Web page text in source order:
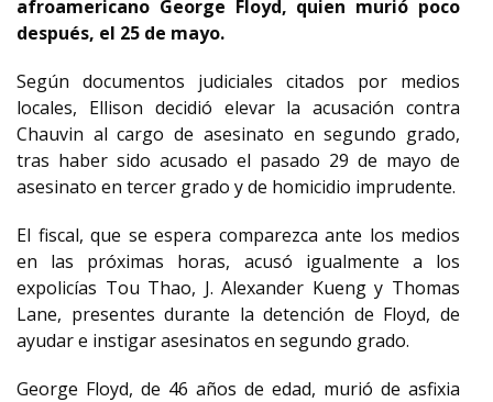
afroamericano George Floyd, quien murió poco
después, el 25 de mayo.
Según documentos judiciales citados por medios
locales, Ellison decidió elevar la acusación contra
Chauvin al cargo de asesinato en segundo grado,
tras haber sido acusado el pasado 29 de mayo de
asesinato en tercer grado y de homicidio imprudente.
El fiscal, que se espera comparezca ante los medios
en las próximas horas, acusó igualmente a los
expolicías Tou Thao, J. Alexander Kueng y Thomas
Lane, presentes durante la detención de Floyd, de
ayudar e instigar asesinatos en segundo grado.
George Floyd, de 46 años de edad, murió de asfixia